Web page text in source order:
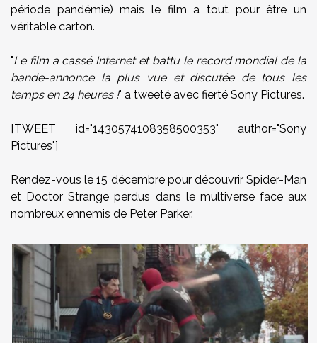
période pandémie) mais le film a tout pour être un
véritable carton.
"Le film a cassé Internet et battu le record mondial de la
bande-annonce la plus vue et discutée de tous les
temps en 24 heures !" a tweeté avec fierté Sony Pictures.
[TWEET id="1430574108358500353" author="Sony
Pictures"]
Rendez-vous le 15 décembre pour découvrir Spider-Man
et Doctor Strange perdus dans le multiverse face aux
nombreux ennemis de Peter Parker.